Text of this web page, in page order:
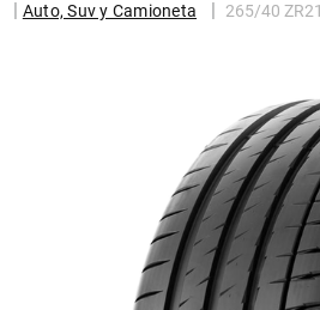
Auto, Suv y Camioneta 265/40